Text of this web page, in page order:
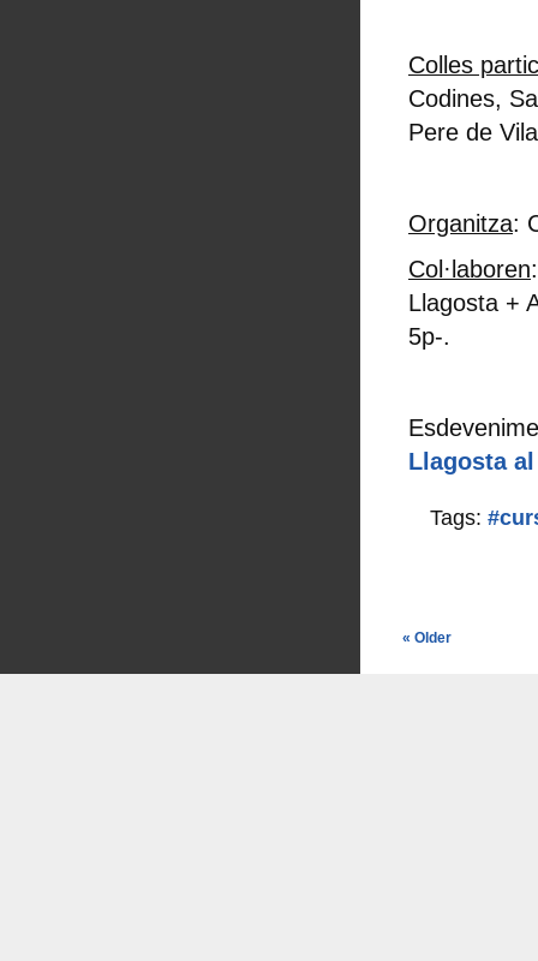
Colles
Codines,
Pere de
Organitza:
Col·laboren
Llagosta +
5p-.
Llagosta
Tags:
« Older